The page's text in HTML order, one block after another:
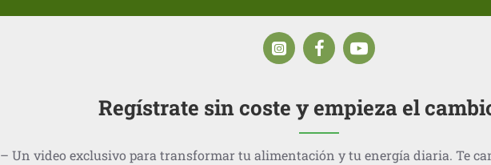
Regístrate sin coste y empieza el
– Un video exclusivo para transformar tu alimentación y tu energía diaria. Te